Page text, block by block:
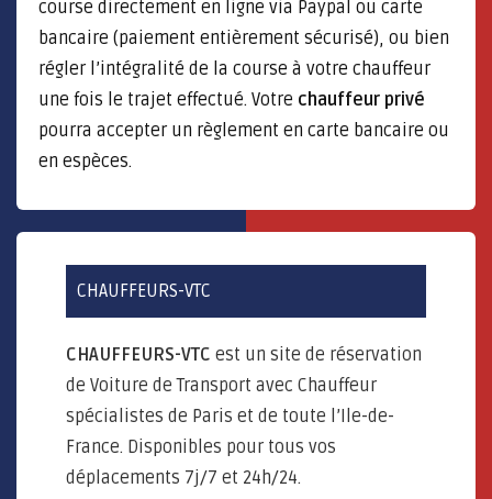
course directement en ligne via Paypal ou carte
bancaire (paiement entièrement sécurisé), ou bien
régler l’intégralité de la course à votre chauffeur
une fois le trajet effectué. Votre chauffeur privé
pourra accepter un règlement en carte bancaire ou
en espèces.
CHAUFFEURS-VTC
CHAUFFEURS-VTC est un site de réservation
de Voiture de Transport avec Chauffeur
spécialistes de Paris et de toute l’Ile-de-
France. Disponibles pour tous vos
déplacements 7j/7 et 24h/24.